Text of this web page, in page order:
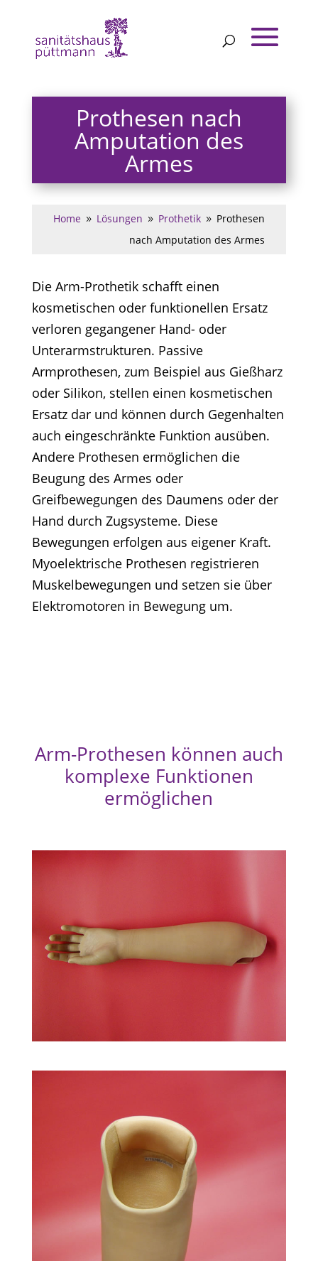
Prothesen nach
Amputation des
Armes
Home 9 Lösungen 9 Prothetik 9 Prothesen
nach Amputation des Armes
Die Arm-Prothetik schafft einen
kosmetischen oder funktionellen Ersatz
verloren gegangener Hand- oder
Unterarmstrukturen. Passive
Armprothesen, zum Beispiel aus Gießharz
oder Silikon, stellen einen kosmetischen
Ersatz dar und können durch Gegenhalten
auch eingeschränkte Funktion ausüben.
Andere Prothesen ermöglichen die
Beugung des Armes oder
Greifbewegungen des Daumens oder der
Hand durch Zugsysteme. Diese
Bewegungen erfolgen aus eigener Kraft.
Myoelektrische Prothesen registrieren
Muskelbewegungen und setzen sie über
Elektromotoren in Bewegung um.
Arm-Prothesen können auch
komplexe Funktionen
ermöglichen